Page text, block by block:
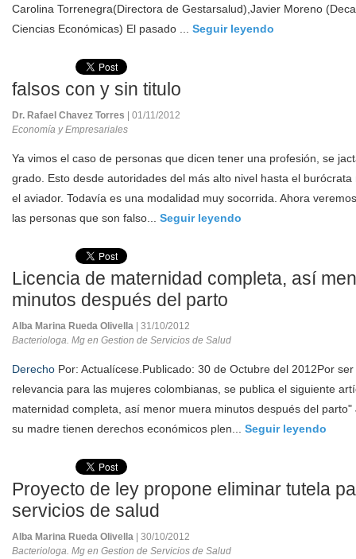
Carolina Torrenegra(Directora de Gestarsalud),Javier Moreno
Ciencias Económicas) El pasado ... Seguir leyendo
falsos con y sin titulo
Dr. Rafael Chavez Torres
| 01/11/2012
Economía y Empresariales
Ya vimos el caso de personas que dicen tener una profesión, se
grado. Esto desde autoridades del más alto nivel hasta el
el aviador. Todavía es una modalidad muy socorrida. Ahora
las personas que son falso... Seguir leyendo
Licencia de maternidad completa, así
minutos después del parto
Alba Marina Rueda Olivella
| 31/10/2012
Bacteriologa. Mg en Gestion de Servicios de Salud
Derecho Por: Actualícese.Publicado: 30 de Octubre del 2012Por
relevancia para las mujeres colombianas, se publica el siguiente
maternidad completa, así menor muera minutos después del
su madre tienen derechos económicos plen... Seguir leyendo
Proyecto de ley propone eliminar tutela
servicios de salud
Alba Marina Rueda Olivella
| 30/10/2012
Bacteriologa. Mg en Gestion de Servicios de Salud